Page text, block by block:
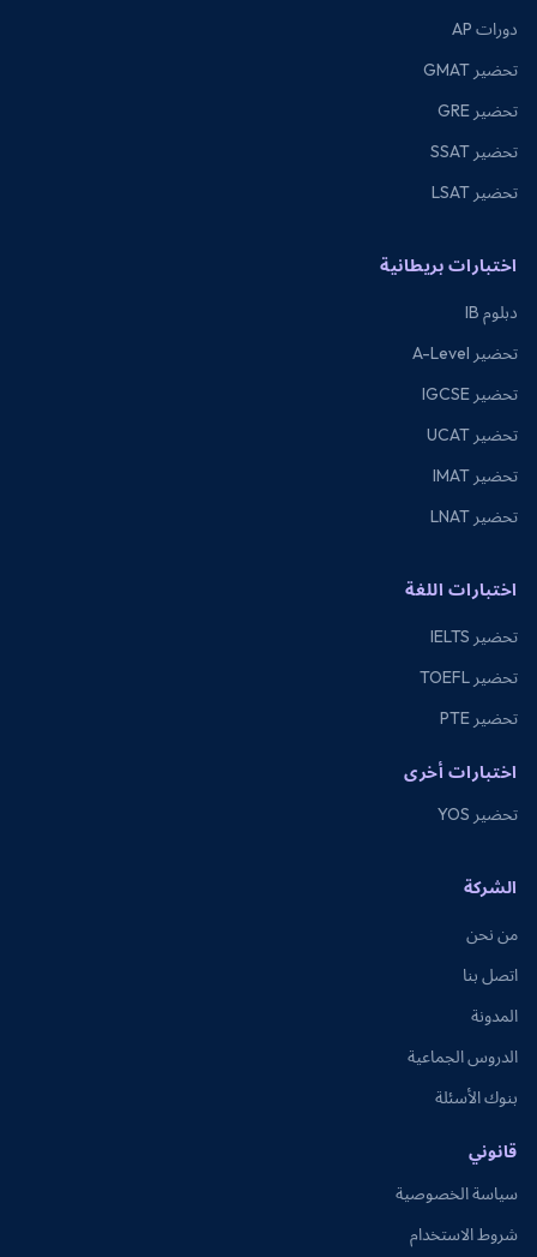
دورات AP
تحضير GMAT
تحضير GRE
تحضير SSAT
تحضير LSAT
اختبارات بريطانية
دبلوم IB
تحضير A-Level
تحضير IGCSE
تحضير UCAT
تحضير IMAT
تحضير LNAT
اختبارات اللغة
تحضير IELTS
تحضير TOEFL
تحضير PTE
اختبارات أخرى
تحضير YOS
الشركة
من نحن
اتصل بنا
المدونة
الدروس الجماعية
بنوك الأسئلة
قانوني
سياسة الخصوصية
شروط الاستخدام